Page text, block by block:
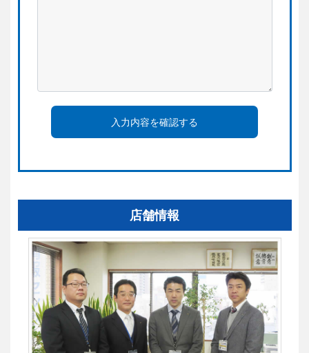
入力内容を確認する
店舗情報